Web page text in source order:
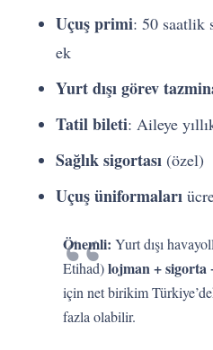
Uçuş primi: 50 saatlik
ek
Yurt dışı görev
Tatil bileti: Aileye
Sağlık sigortası (özel)
Uçuş üniformaları
Önemli: Yurt dışı
Etihad)lojman + sigorta
için net birikim
fazla olabilir.